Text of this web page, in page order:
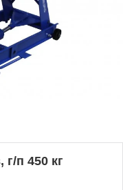
п 450 кг